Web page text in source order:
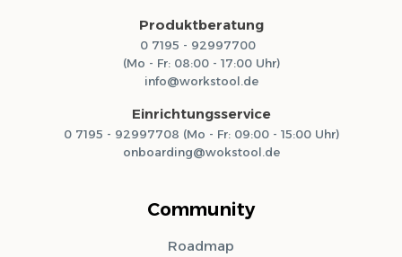
Produktberatung
0 7195 - 92997700
(Mo - Fr: 08:00 - 17:00 Uhr)
info@workstool.de
Einrichtungsservice
0 7195 - 92997708 (Mo - Fr: 09:00 - 15:00 Uhr)
onboarding@wokstool.de
Community
Roadmap